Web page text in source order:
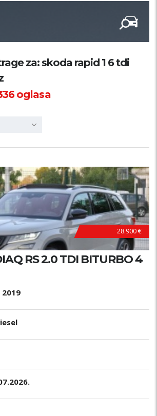
za: skoda rapid 1 6 tdi
oglasa
28.900 €
RS 2.0 TDI BITURBO 4
2019